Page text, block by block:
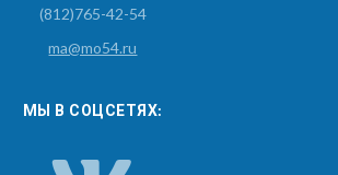
(812)765-42-54
ma@mo54.ru
МЫ В СОЦСЕТЯХ: